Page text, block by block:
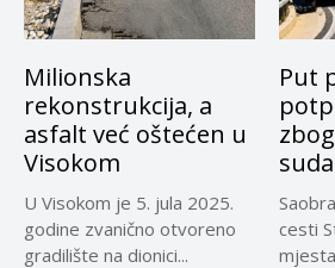
Milionska
rekonstrukcija, a
asfalt već oštećen u
Visokom
U Visokom je 5. jula 2025.
godine zvanično otvoreno
gradilište na dionici...
Put
cesti